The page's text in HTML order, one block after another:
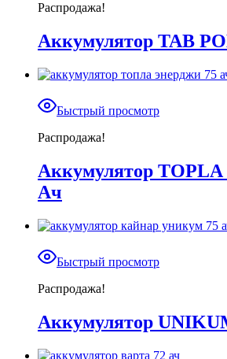
Распродажа!
Аккумулятор TAB
Быстрый просмотр
Распродажа!
Аккумулятор TOPLA
Ач
Быстрый просмотр
Распродажа!
Аккумулятор